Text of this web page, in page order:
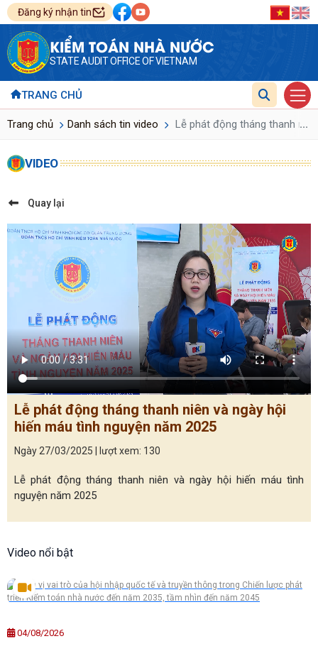
Đăng ký nhận tin
KIỂM TOÁN NHÀ NƯỚC
STATE AUDIT OFFICE OF VIETNAM
TRANG CHỦ
Trang chủ Danh sách tin video Lễ phát động tháng thanh ...
VIDEO
Quay lại
Lễ phát động tháng thanh niên và ngày hội
hiến máu tình nguyện năm 2025
Ngày 27/03/2025 | lượt xem: 130
Lễ phát động tháng thanh niên và ngày hội hiến máu tình
nguyện năm 2025
Video nổi bật
04/08/2026